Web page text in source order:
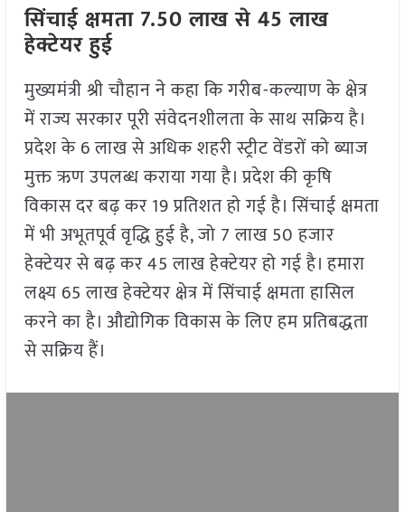
सिंचाई क्षमता 7.50 लाख से 45 लाख
हेक्टेयर हुई
मुख्यमंत्री श्री चौहान ने कहा कि गरीब-कल्याण के क्षेत्र
में राज्य सरकार पूरी संवेदनशीलता के साथ सक्रिय है।
प्रदेश के 6 लाख से अधिक शहरी स्ट्रीट वेंडरों को ब्याज
मुक्त ऋण उपलब्ध कराया गया है। प्रदेश की कृषि
विकास दर बढ़ कर 19 प्रतिशत हो गई है। सिंचाई क्षमता
में भी अभूतपूर्व वृद्धि हुई है, जो 7 लाख 50 हजार
हेक्टेयर से बढ़ कर 45 लाख हेक्टेयर हो गई है। हमारा
लक्ष्य 65 लाख हेक्टेयर क्षेत्र में सिंचाई क्षमता हासिल
करने का है। औद्योगिक विकास के लिए हम प्रतिबद्धता
से सक्रिय हैं।